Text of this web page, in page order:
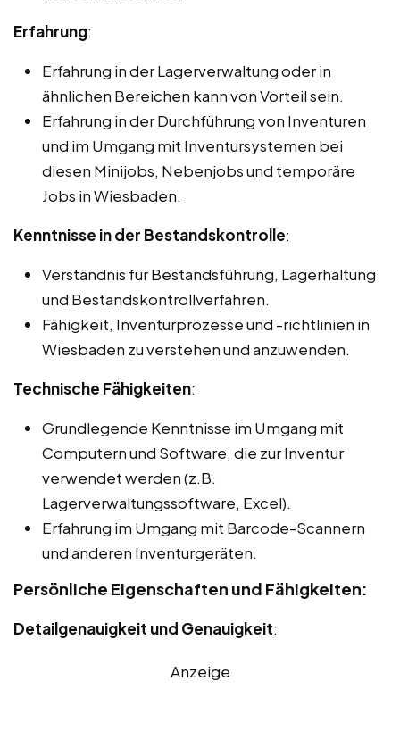
Erfahrung:
Erfahrung in der Lagerverwaltung oder in
ähnlichen Bereichen kann von Vorteil sein.
Erfahrung in der Durchführung von Inventuren
und im Umgang mit Inventursystemen bei
diesen Minijobs, Nebenjobs und temporäre
Jobs in Wiesbaden.
Kenntnisse in der Bestandskontrolle:
Verständnis für Bestandsführung, Lagerhaltung
und Bestandskontrollverfahren.
Fähigkeit, Inventurprozesse und -richtlinien in
Wiesbaden zu verstehen und anzuwenden.
Technische Fähigkeiten:
Grundlegende Kenntnisse im Umgang mit
Computern und Software, die zur Inventur
verwendet werden (z.B.
Lagerverwaltungssoftware, Excel).
Erfahrung im Umgang mit Barcode-Scannern
und anderen Inventurgeräten.
Persönliche Eigenschaften und Fähigkeiten:
Detailgenauigkeit und Genauigkeit:
Anzeige